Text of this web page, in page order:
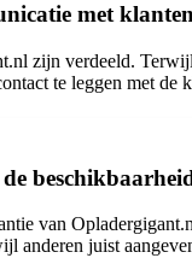
met
zijn verdeeld.
te leggen met
van
anderen juist